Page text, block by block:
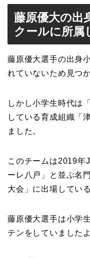
藤原優大の出
クールに所属
藤原優大選手の出身
れていないため見つ
しかし小学生時代は
している育成組織「
ました。
このチームは2019年
ーレ八戸」と並ぶ名
大会」に出場してい
藤原優大選手は小学
テンをしていましたよ